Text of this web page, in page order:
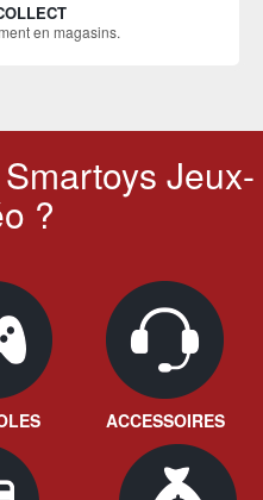
en magasins.
Jeux-
?
ACCESSOIRES